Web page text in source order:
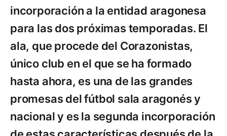
incorporación a la entidad aragonesa
para las dos próximas temporadas. El
ala, que procede del Corazonistas,
único club en el que se ha formado
hasta ahora, es una de las grandes
promesas del fútbol sala aragonés y
nacional y es la segunda incorporación